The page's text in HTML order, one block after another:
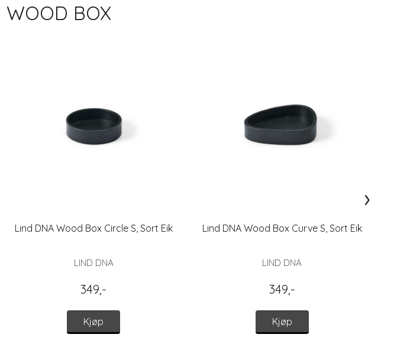
WOOD BOX
Lind DNA Wood Box Circle S, Sort Eik
LIND DNA
349,-
Kjøp
Lind DNA Wood Box Curve S, Sort Eik
LIND DNA
349,-
Kjøp
›